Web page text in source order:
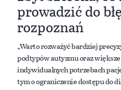
prowadzić do
rozpoznań
„Warto rozważyć bardziej
podtypów autyzmu oraz
indywidualnych potrzebach
tym o ograniczenie dostępu do